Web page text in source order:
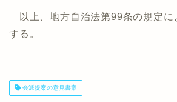
以上、地方自治法第99条の規定に
する。
会派提案の意見書案